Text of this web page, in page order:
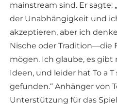
mainstream sind. Er sagte:
der Unabhängigkeit und
akzeptieren, aber ich
Nische oder Tradition—die
mögen. Ich glaube, es gibt
Ideen, und leider hat To a
gefunden.“ Anhänger von
Unterstützung für das